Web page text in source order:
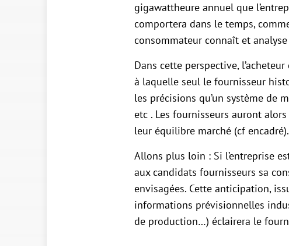
gigawattheure annuel que
comportera dans le temps,
consommateur connaît et
Dans cette perspective,
à laquelle seul le fournisseur
les précisions qu’un système de
etc . Les fournisseurs auront
leur équilibre marché (cf encadré).
Allons plus loin : Si l’entreprise
aux candidats fournisseurs sa
envisagées. Cette anticipation,
informations prévisionnelles
de production…) éclairera le